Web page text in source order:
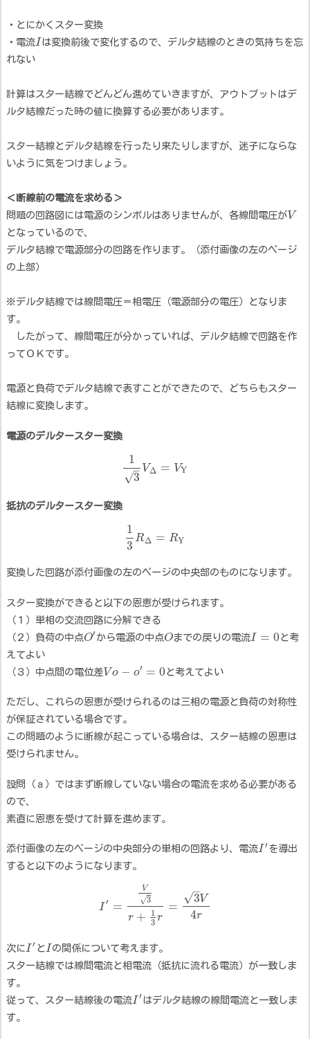
・とにかくスター変換
・電流I は変換前後で変化するので、デルタ結線のときの気持ちを忘
れない
計算はスター結線でどんどん進めていきますが、アウトプットはデ
ルタ結線だった時の値に換算する必要があります。
スター結線とデルタ結線を行ったり来たりしますが、迷子にならな
いように気をつけましょう。
＜断線前の電流を求める＞
問題の回路図には電源のシンボルはありませんが、各線間電圧がV
となっているので、
デルタ結線で電源部分の回路を作ります。（添付画像の左のページ
の上部）
※デルタ結線では線間電圧＝相電圧（電源部分の電圧）となりま
す。
したがって、線間電圧が分かっていれば、デルタ結線で回路を作
ってＯＫです。
電源と負荷でデルタ結線で表すことができたので、どちらもスター
結線に変換します。
電源のデルタースター変換
1
3
–
√
VΔ = VY
抵抗のデルタースター変換
1
3
RΔ = RY
変換した回路が添付画像の左のページの中央部のものになります。
スター変換ができると以下の恩恵が受けられます。
（１）単相の交流回路に分解できる
（２）負荷の中点O′ から電源の中点Oまでの戻りの電流I = 0 と考
えてよい
（３）中点間の電位差Vo − o′ = 0 と考えてよい
ただし、これらの恩恵が受けられるのは三相の電源と負荷の対称性
が保証されている場合です。
この問題のように断線が起こっている場合は、スター結線の恩恵は
受けられません。
設問（ａ）ではまず断線していない場合の電流を求める必要がある
ので、
素直に恩恵を受けて計算を進めます。
添付画像の左のページの中央部分の単相の回路より、電流I ′ を導出
すると以下のようになります。
I ′ =
V
3
√
r +
1
3 r
=
3
–
√ V
4r
次にI ′ とI の関係について考えます。
スター結線では線間電流と相電流（抵抗に流れる電流）が一致しま
す。
従って、スター結線後の電流I ′ はデルタ結線の線間電流と一致しま
す。